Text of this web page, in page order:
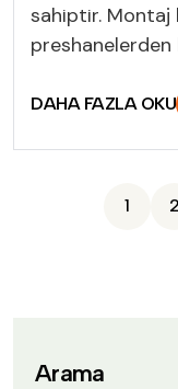
sahiptir. Montaj
preshanelerden
DAHA FAZLA OKU
1 2
Arama